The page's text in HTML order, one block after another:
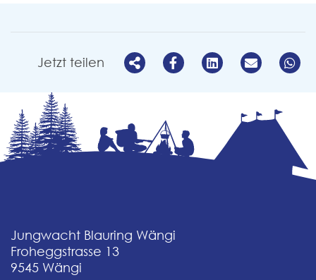
Jetzt teilen
Jungwacht Blauring Wängi
Froheggstrasse 13
9545 Wängi